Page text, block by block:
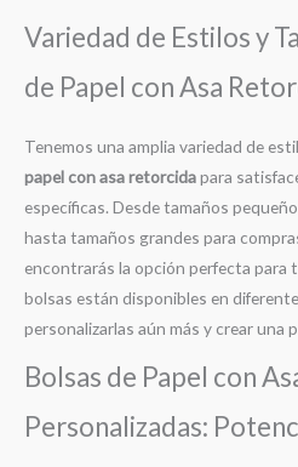
Variedad de Estilos y
de Papel con Asa
Tenemos una amplia variedad de
papel con asa retorcidapara
específicas. Desde tamaños
hasta tamaños grandes para
encontrarás la opción perfecta para
bolsas están disponibles en
personalizarlas aún más y crear una
Bolsas de Papel con
Personalizadas: